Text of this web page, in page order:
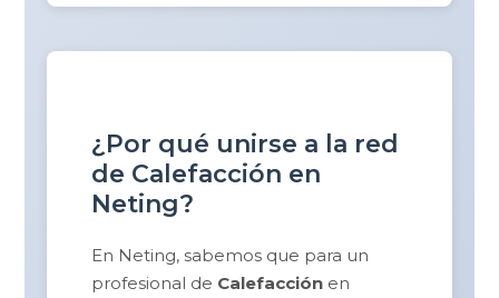
¿Por qué unirse a la red
de Calefacción en
Neting?
En Neting, sabemos que para un
profesional de Calefacción en